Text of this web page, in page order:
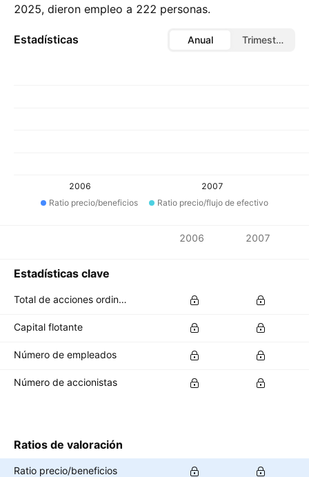
2025, dieron empleo a 222 personas.
Estadísticas Anual Trimestral
2006
2007
Ratio precio/beneficios
Ratio precio/flujo de efectivo
2006 2007
Estadísticas clave
Total de acciones ordinarias en circulación
Capital flotante
Número de empleados
Número de accionistas
Ratios de valoración
Ratio precio/beneficios